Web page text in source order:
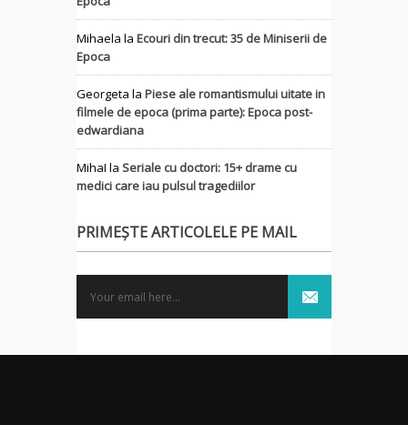
Mihaela la Ecouri din trecut: 35 de Miniserii de
Epoca
Georgeta la Piese ale romantismului uitate in
filmele de epoca (prima parte): Epoca post-
edwardiana
MihaI la Seriale cu doctori: 15+ drame cu
medici care iau pulsul tragediilor
PRIMEȘTE ARTICOLELE PE MAIL